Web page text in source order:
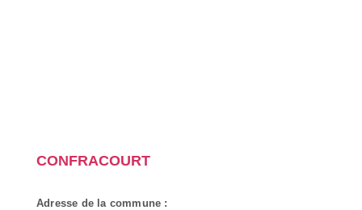
CONFRACOURT
Adresse de la commune :